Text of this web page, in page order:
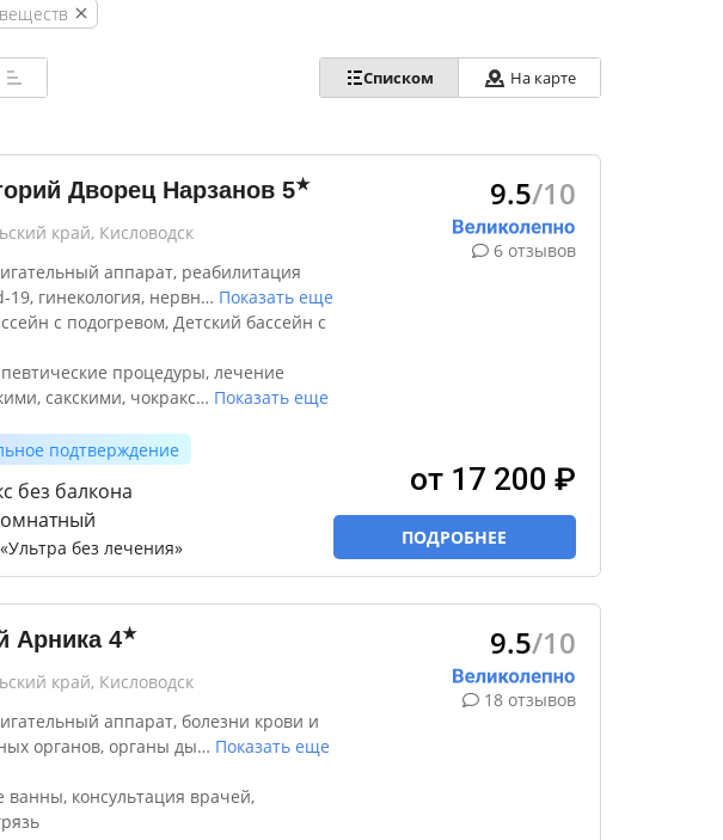
Списком На карте
Дворец Нарзанов 5★
край, Кисловодск
аппарат, реабилитация
19, гинекология, нервн… Показать еще
с подогревом, Детский бассейн с
процедуры, лечение
сакскими, чокракс… Показать еще
подтверждение
без балкона
без лечения»
9.5/10
6 отзывов
от 17 200 ₽
ПОДРОБНЕЕ
Арника 4★
край, Кисловодск
аппарат, болезни крови и
органов, органы ды… Показать еще
ванны, консультация врачей,
9.5/10
18 отзывов